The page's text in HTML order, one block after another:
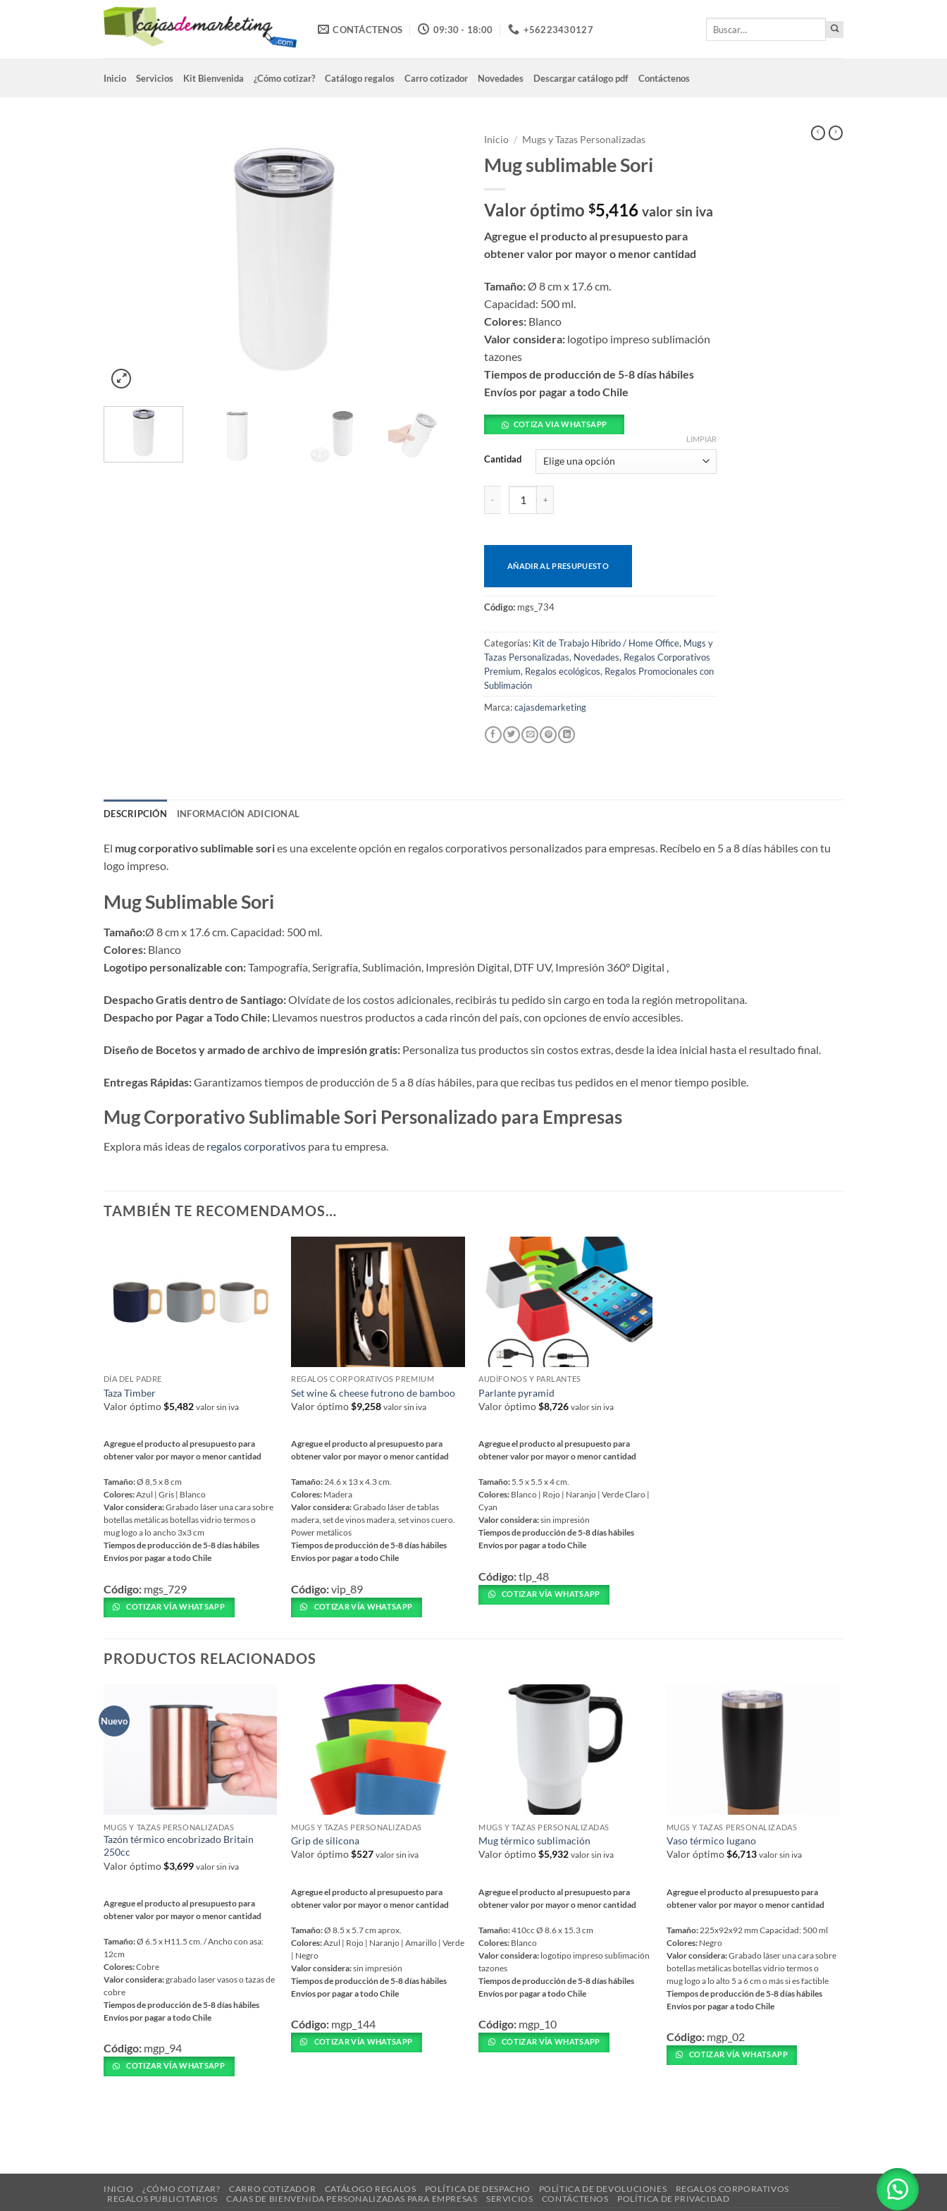
CONTÁCTENOS 09:30 - 18:00 +56223430127
Inicio Servicios Kit Bienvenida ¿Cómo cotizar? Catálogo regalos Carro cotizador Novedades Descargar catálogo pdf Contáctenos
Inicio / Mugs y Tazas Personalizadas
Mug sublimable Sori
Valor óptimo $5,416 valor sin iva
Agregue el producto al presupuesto para
obtener valor por mayor o menor cantidad
Tamaño:Ø 8 cm x 17.6 cm.
Capacidad: 500 ml.
Colores: Blanco
Valor considera: logotipo impreso sublimación
tazones
Tiempos de producción de 5-8 días hábiles
Envíos por pagar a todo Chile
COTIZA VIA WHATSAPP
Cantidad
LIMPIAR
AÑADIR AL PRESUPUESTO
Código: mgs_734
Categorías: Kit de Trabajo Híbrido / Home Office, Mugs y
Tazas Personalizadas, Novedades, Regalos Corporativos
Premium, Regalos ecológicos, Regalos Promocionales con
Sublimación
Marca:cajasdemarketing
DESCRIPCIÓN INFORMACIÓN ADICIONAL
El mug corporativo sublimable sories una excelente opción en regalos corporativos personalizados para empresas. Recíbelo en 5 a 8 días hábiles con tu
logo impreso.
Mug Sublimable Sori
Tamaño:Ø 8 cm x 17.6 cm. Capacidad: 500 ml.
Colores: Blanco
Logotipo personalizable con:Tampografía, Serigrafía, Sublimación, Impresión Digital, DTF UV, Impresión 360° Digital ,
Despacho Gratis dentro de Santiago:Olvídate de los costos adicionales, recibirás tu pedido sin cargo en toda la región metropolitana.
Despacho por Pagar a Todo Chile: Llevamos nuestros productos a cada rincón del país, con opciones de envío accesibles.
Diseño de Bocetos y armado de archivo de impresión gratis: Personaliza tus productos sin costos extras, desde la idea inicial hasta el resultado final.
Entregas Rápidas:Garantizamos tiempos de producción de 5 a 8 días hábiles, para que recibas tus pedidos en el menor tiempo posible.
Mug Corporativo Sublimable Sori Personalizado para Empresas
Explora más ideas de regalos corporativos para tu empresa.
TAMBIÉN TE RECOMENDAMOS…
DÍA DEL PADRE
Taza Timber
Valor óptimo$5,482 valor sin iva
Agregue el producto al presupuesto para
obtener valor por mayor o menor cantidad
Tamaño:Ø 8,5 x 8 cm
Colores:Azul | Gris | Blanco
Valor considera:Grabado láser una cara sobre
botellas metálicas botellas vidrio termos o
mug logo a lo ancho 3x3 cm
Tiempos de producción de 5-8 días hábiles
Envíos por pagar a todo Chile
producto
tiene
Las
pueden
elegir
en
Código: mgs_729
COTIZAR VÍA WHATSAPP
REGALOS CORPORATIVOS PREMIUM
Set wine & cheese futrono de bamboo
Valor óptimo$9,258 valor sin iva
Agregue el producto al presupuesto para
obtener valor por mayor o menor cantidad
Tamaño: 24.6 x 13 x 4.3 cm.
Colores: Madera
Valor considera:Grabado láser de tablas
madera, set de vinos madera, set vinos cuero.
Power metálicos
Tiempos de producción de 5-8 días hábiles
Envíos por pagar a todo Chile
producto
tiene
Las
página
producto
Código:vip_89
COTIZAR VÍA WHATSAPP
AUDÍFONOS Y PARLANTES
Parlante pyramid
Valor óptimo$8,726 valor sin iva
Agregue el producto al presupuesto para
obtener valor por mayor o menor cantidad
Tamaño: 5.5 x 5.5 x 4 cm.
Colores: Blanco | Rojo | Naranjo | Verde Claro |
Cyan
Valor considera:sin impresión
Tiempos de producción de 5-8 días hábiles
Envíos por pagar a todo Chile
producto
tiene
pueden
Código:tlp_48
COTIZAR VÍA WHATSAPP
PRODUCTOS RELACIONADOS
Nuevo
MUGS Y TAZAS PERSONALIZADAS
Tazón térmico encobrizado Britain
250cc
Valor óptimo$3,699 valor sin iva
Agregue el producto al presupuesto para
obtener valor por mayor o menor cantidad
Tamaño:Ø 6.5 x H11.5 cm. / Ancho con asa:
12cm
Colores:Cobre
Valor considera:grabado laser vasos o tazas de
cobre
Tiempos de producción de 5-8 días hábiles
Envíos por pagar a todo Chile
producto
tiene
en
Código: mgp_94
COTIZAR VÍA WHATSAPP
MUGS Y TAZAS PERSONALIZADAS
Grip de silicona
Valor óptimo$527 valor sin iva
Agregue el producto al presupuesto para
obtener valor por mayor o menor cantidad
Tamaño:Ø 8.5 x 5.7 cm aprox.
Colores: Azul | Rojo | Naranjo | Amarillo | Verde
| Negro
Valor considera:sin impresión
Tiempos de producción de 5-8 días hábiles
Envíos por pagar a todo Chile
producto
tiene
la
página
Código: mgp_144
COTIZAR VÍA WHATSAPP
MUGS Y TAZAS PERSONALIZADAS
Mug térmico sublimación
Valor óptimo$5,932 valor sin iva
Agregue el producto al presupuesto para
obtener valor por mayor o menor cantidad
Tamaño:410cc Ø 8.6 x 15.3 cm
Colores: Blanco
Valor considera: logotipo impreso sublimación
tazones
Tiempos de producción de 5-8 días hábiles
Envíos por pagar a todo Chile
producto
tiene
la
página
Código: mgp_10
COTIZAR VÍA WHATSAPP
MUGS Y TAZAS PERSONALIZADAS
Vaso térmico lugano
Valor óptimo$6,713 valor sin iva
Agregue el producto al presupuesto para
obtener valor por mayor o menor cantidad
Tamaño: 225x92x92 mm Capacidad: 500 ml
Colores: Negro
Valor considera:Grabado láser una cara sobre
botellas metálicas botellas vidrio termos o
mug logo a lo alto 5 a 6 cm o más si es factible
Tiempos de producción de 5-8 días hábiles
Envíos por pagar a todo Chile
producto
tiene
la
Código: mgp_02
COTIZAR VÍA WHATSAPP
página
INICIO ¿CÓMO COTIZAR? CARRO COTIZADOR CATÁLOGO REGALOS POLÍTICA DE DESPACHO POLÍTICA DE DEVOLUCIONES
REGALOS CORPORATIVOS
REGALOS PUBLICITARIOS
CAJAS DE BIENVENIDA PERSONALIZADAS PARA EMPRESAS SERVICIOS CONTÁCTENOS POLÍTICA DE PRIVACIDAD